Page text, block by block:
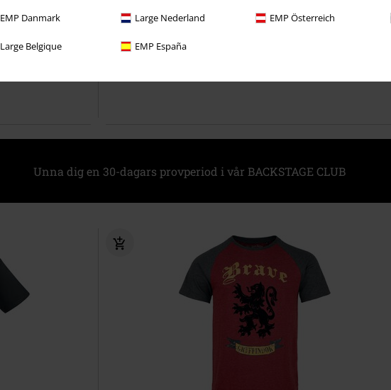
EMP Danmark Large Nederland EMP Österreich
Large Belgique EMP España
259:-
Slytherin College
Unna dig en 30-dagars provperiod i vår BACKSTAGE CLUB